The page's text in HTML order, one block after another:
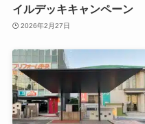
イルデッキキャンペーン
2026年2月27日